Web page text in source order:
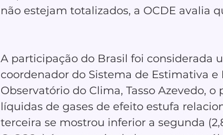
não estejam totalizados, a OCDE avalia
A participação do Brasil foi considerada
coordenador do Sistema de Estimativa e
Observatório do Clima, Tasso Azevedo,
líquidas de gases de efeito estufa
terceira se mostrou inferior a segunda